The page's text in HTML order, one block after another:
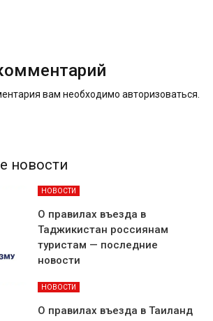
вам необходимо авторизоваться
новости
НОВОСТИ
О правилах въезда в
Таджикистан россиянам
туристам — последние
новости
НОВОСТИ
О правилах въезда в Таиланд